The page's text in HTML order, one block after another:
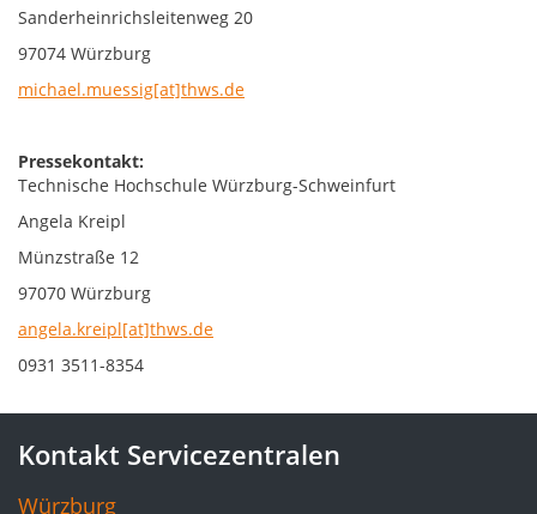
Sanderheinrichsleitenweg 20
97074 Würzburg
michael.muessig[at]thws.de
Pressekontakt:
Technische Hochschule Würzburg-Schweinfurt
Angela Kreipl
Münzstraße 12
97070 Würzburg
angela.kreipl[at]thws.de
0931 3511-8354
Kontakt Servicezentralen
Würzburg